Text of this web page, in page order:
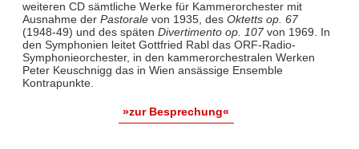
weiteren CD sämtliche Werke für Kammerorchester mit
Ausnahme der Pastoralevon 1935, des Oktetts op. 67
(1948-49) und des späten Divertimento op. 107von 1969. In
den Symphonien leitet Gottfried Rabl das ORF-Radio-
Symphonieorchester, in den kammerorchestralen Werken
Peter Keuschnigg das in Wien ansässige Ensemble
Kontrapunkte.
»zur Besprechung«